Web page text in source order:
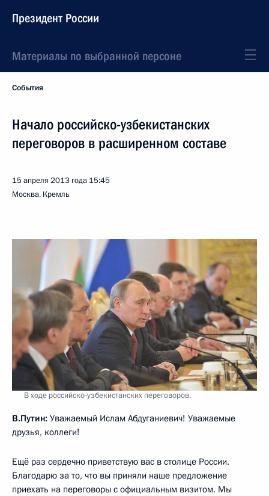
Президент России
Материалы по выбранной персоне
События
Начало российско-узбекистанских
переговоров в расширенном составе
15 апреля 2013 года 15:45
Москва, Кремль
В ходе российско-узбекистанских переговоров.
В.Путин: Уважаемый Ислам Абдуганиевич! Уважаемые
друзья, коллеги!
Ещё раз сердечно приветствую вас в столице России.
Благодарю за то, что вы приняли наше предложение
приехать на переговоры с официальным визитом. Мы